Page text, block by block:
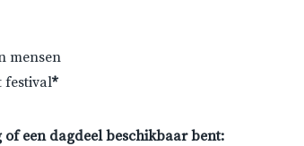
mensen
festival*
of een dagdeel beschikbaar bent: